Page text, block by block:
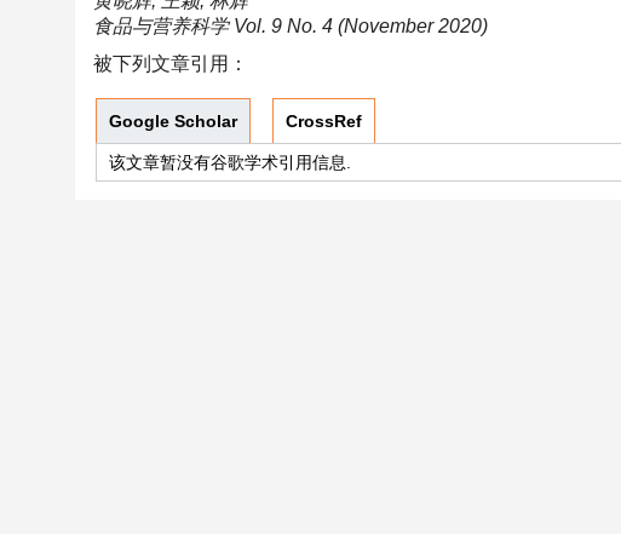
食品与营养科学 Vol. 9 No. 4 (November 2020)
被下列文章引用：
Google Scholar CrossRef
该文章暂没有谷歌学术引用信息.